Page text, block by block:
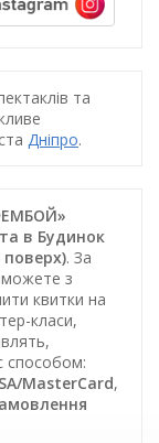
та
Дніпро.
в Будинок
поверх). За
з
квитки на
класи,
способом:
MasterCard,